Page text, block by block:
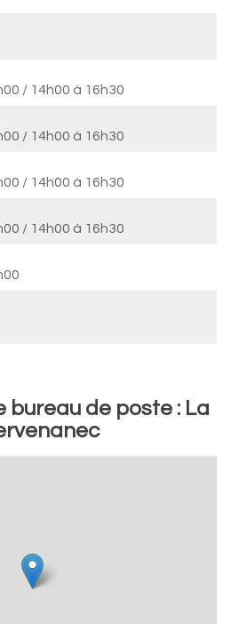
/ 14h00 à 16h30
/ 14h00 à 16h30
/ 14h00 à 16h30
/ 14h00 à 16h30
bureau de poste : La